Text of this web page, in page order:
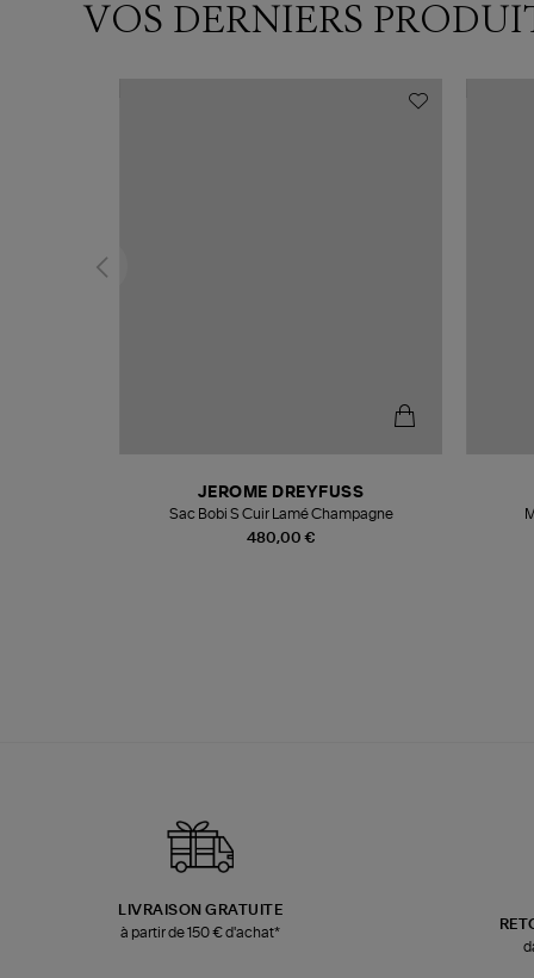
VOS DERNIERS
480,00 €
JEROME DREYFUSS
Sac Bobi S Cuir Lamé Champagne
LIVRAISON GRATUITE
à partir de 150 € d'achat*